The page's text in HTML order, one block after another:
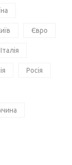
Євро
Італія
Росія